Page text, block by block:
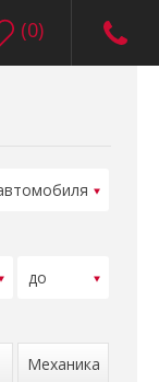
(0)
Механика